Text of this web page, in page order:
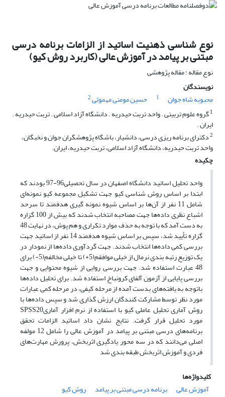
نوع شناسی ذهنیت اساتید از الزامات برنامه درسی
مبتنی بر پیامد در آموزش عالی (کاربرد روش کیو)
نوع مقاله : مقاله پژوهشی
نویسندگان
محبوبه شاه جوان
1 حسین مومنی مهموئی2
1گروه علوم تربیتی . واحد تربت حیدریه . دانشگاه آزاد اسلامی . تربت حیدریه .
ایران .
2دکترای برنامه ریزی درسی، دانشیار، باشگاه پژوهشگران جوان و نخبگان،
واحد تربت حیدریه، دانشگاه آزاد اسلامی، تربت حیدریه، ایران.
چکیده
واحد تحلیل اساتید دانشگاه اصفهان در سال تحصیلی96-97 بودند که
ابتدا بر اساس روش شناسی کیو جهت تشکیل مجموعه کیو نمونه‌ای
شامل 11 نفر از آن‌ها بر اساس شیوه نمونه گیری هدفمند تا سرحد
اشباع نظری داده‌ها جهت مصاحبه انتخاب شدند که بیش از 100 گزاره
به دست آمد که با توجه به حذف موارد تکراری و هم پوش، در نهایت 48
گزاره تأیید شد، سپس بر اساس شیوه هدفمند 14 نفر از اساتید جهت
بررسی کمی داده‌ها انتخاب شدند. جهت گردآوری داده‌ها از نمودار در
یک توزیع رتبه بندی نرمال از خیلی موافقم(5+) تا خیلی مخالفم(5-) برای
48 عبارت استفاده شد. جهت بررسی روایی از شیوه محتوایی و جهت
بررسی پایایی از آزمون آلفای کرونباخ استفاده شد. برای تحلیل داده‌ها
باتوجه به یافته‌های بدست آمده از مرحله کیفی، در مرحله کمی عبارات
مورد نظر توسط مشارکت کنندگان ارزش گذاری شد و سپس داده‌ها با
روش آماری تحلیل عاملی کیو با استفاده از نرم افزار آماریSPSS20
مورد تحلیل قرار گرفت. نتایج نشان داد اساتید الزامات تحقق
برنامه‌های درسی مبتنی بر پیامد در آموزش عالی را شامل 12 مولفه
اصلی می‌دانند که در سه محور یادگیری اثربخش، پرورش مهارت‌های
فردی و آموزش اثربخش طبقه بندی شد
کلیدواژه‌ها
آموزش عالی
برنامه درسی مبتنی بر پیامد
روش کیو